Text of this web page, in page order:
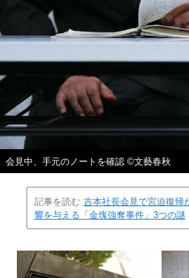
会見中、手元のノートを確認 ©文藝春秋
記事を読む 吉本社長会見で宮迫復
響を与える「金塊強奪事件」3つの謎